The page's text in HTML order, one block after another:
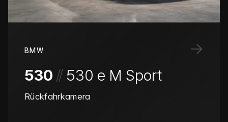
→
BMW
530 // 530 e M Sport
Rückfahrkamera